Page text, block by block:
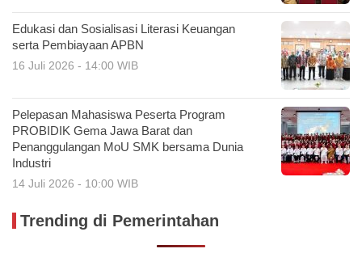
Edukasi dan Sosialisasi Literasi Keuangan
serta Pembiayaan APBN
16 Juli 2026 - 14:00 WIB
Pelepasan Mahasiswa Peserta Program
PROBIDIK Gema Jawa Barat dan
Penanggulangan MoU SMK bersama Dunia
Industri
14 Juli 2026 - 10:00 WIB
Trending di Pemerintahan